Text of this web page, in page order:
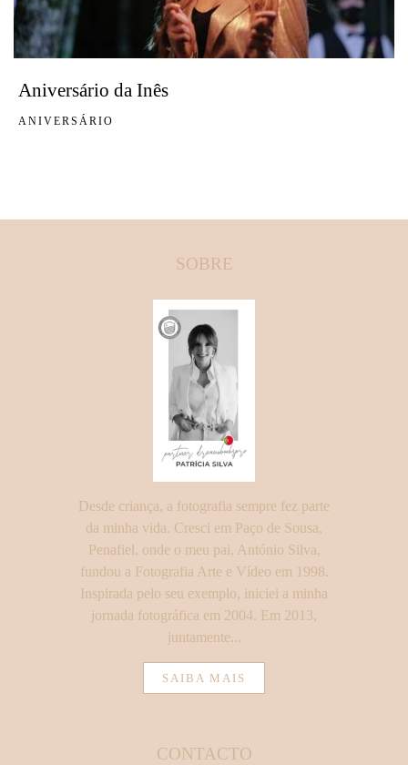
Aniversário da Inês
ANIVERSÁRIO
SOBRE
Desde criança, a fotografia sempre fez parte
da minha vida. Cresci em Paço de Sousa,
Penafiel, onde o meu pai, António Silva,
fundou a Fotografia Arte e Vídeo em 1998.
Inspirada pelo seu exemplo, iniciei a minha
jornada fotográfica em 2004. Em 2013,
juntamente...
SAIBA MAIS
CONTACTO